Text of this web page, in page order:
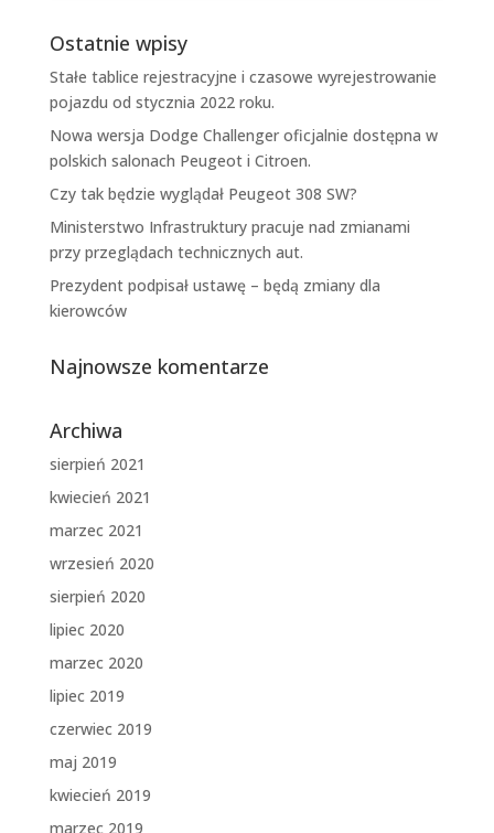
Ostatnie wpisy
Stałe tablice rejestracyjne i czasowe wyrejestrowanie
pojazdu od stycznia 2022 roku.
Nowa wersja Dodge Challenger oficjalnie dostępna w
polskich salonach Peugeot i Citroen.
Czy tak będzie wyglądał Peugeot 308 SW?
Ministerstwo Infrastruktury pracuje nad zmianami
przy przeglądach technicznych aut.
Prezydent podpisał ustawę – będą zmiany dla
kierowców
Najnowsze komentarze
Archiwa
sierpień 2021
kwiecień 2021
marzec 2021
wrzesień 2020
sierpień 2020
lipiec 2020
marzec 2020
lipiec 2019
czerwiec 2019
maj 2019
kwiecień 2019
marzec 2019